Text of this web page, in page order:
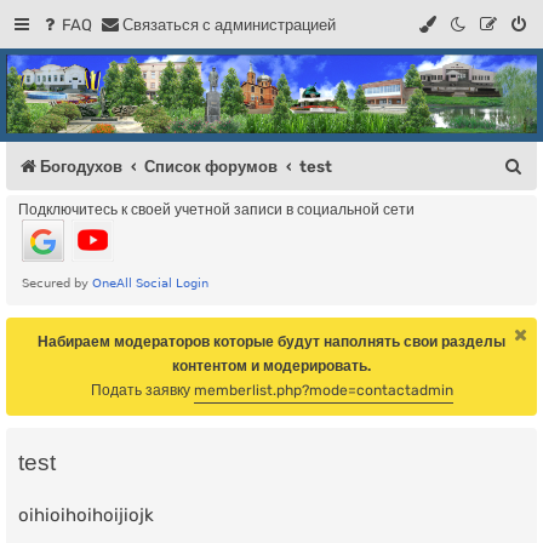
FAQ Связаться с администрацией
Регистрация
Форум Богодухова
Богодухов
Богодухов Список форумов test
Подключитесь к своей учетной записи в социальной сети
Набираем модераторов которые будут наполнять свои разделы
контентом и модерировать.
Подать заявку memberlist.php?mode=contactadmin
test
oihioihoihoijiojk